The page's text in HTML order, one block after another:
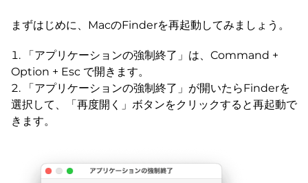
まずはじめに、MacのFinderを再起動してみましょう。
「アプリケーションの強制終了」は、Command +
Option + Esc で開きます。
「アプリケーションの強制終了」が開いたらFinderを
選択して、「再度開く」ボタンをクリックすると再起動で
きます。